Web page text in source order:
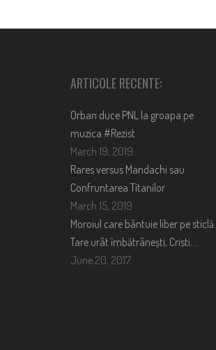
ARTICOLE RECENTE:
Orban duce PNL la groapa pe
muzica #Rezist
March 19, 2019
Rares versus Mandachi sau
Confruntarea Titanilor
March 15, 2019
Moroiul care bântuie liber pe sticlă.
Tare urât îmbătrânești, Cristi….
June 20, 2017